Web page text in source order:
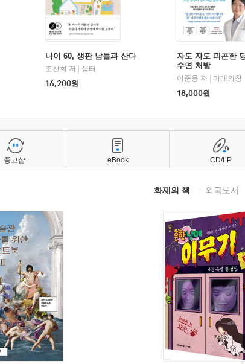
나이 60, 생판 남들과 산다
조선희 저
샘터
16,200원
자도 자도 피곤한
수면 처방
이준용 저
미래의창
18,000원
화제의 책 외국도서
중고샵 eBook CD/LP